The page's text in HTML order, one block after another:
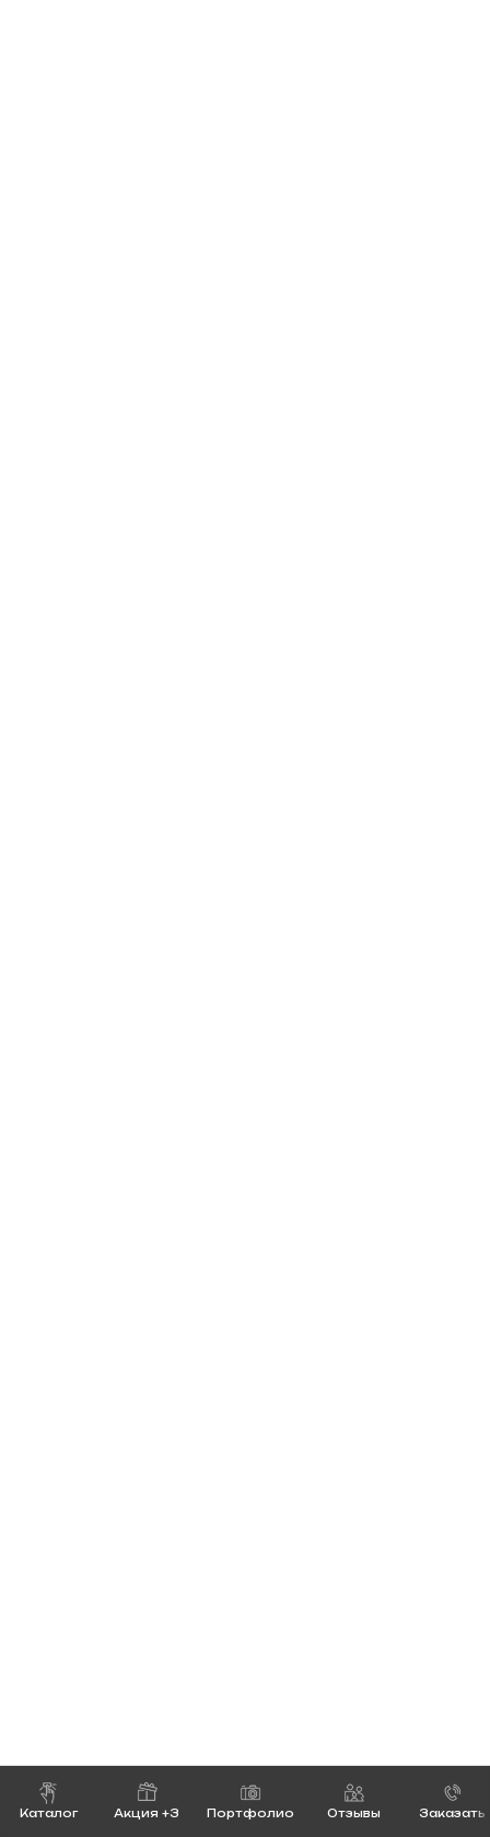
Каталог Акция +3 Портфолио Отзывы Заказать